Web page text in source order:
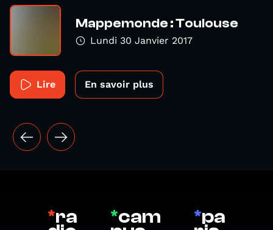
Mappemonde : Toulouse
Lundi 30 Janvier 2017
Lire En savoir plus
*ra *cam *pa